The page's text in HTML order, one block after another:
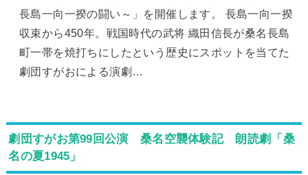
長島一向一揆の闘い～」を開催します。 長島一向一揆
収束から450年。戦国時代の武将 織田信長が桑名長島
町一帯を焼打ちにしたという歴史にスポットを当てた
劇団すがおによる演劇…
劇団すがお第99回公演 桑名空襲体験記 朗読劇「桑
名の夏1945」